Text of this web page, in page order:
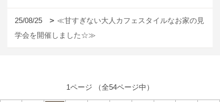
25/08/25
≪甘すぎない大人カフェスタイルなお家の見
学会を開催しました☆≫
1ページ （全54ページ中）